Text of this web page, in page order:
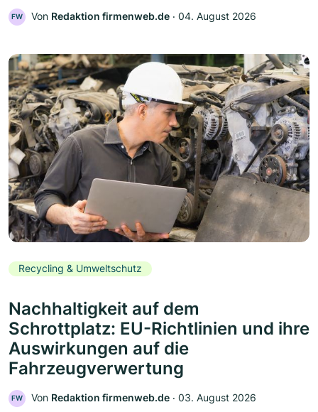
FW Von Redaktion firmenweb.de ‧ 04. August 2026
Recycling & Umweltschutz
Nachhaltigkeit auf dem
Schrottplatz: EU-Richtlinien und ihre
Auswirkungen auf die
Fahrzeugverwertung
FW Von Redaktion firmenweb.de ‧ 03. August 2026